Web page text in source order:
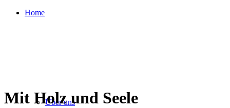
Home
Über uns
Mit Holz und Seele